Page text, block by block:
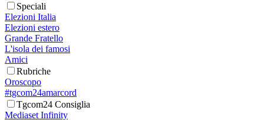
Speciali
Elezioni Italia
Elezioni estero
Grande Fratello
L'isola dei famosi
Amici
Rubriche
Oroscopo
#tgcom24amarcord
Tgcom24 Consiglia
Mediaset Infinity